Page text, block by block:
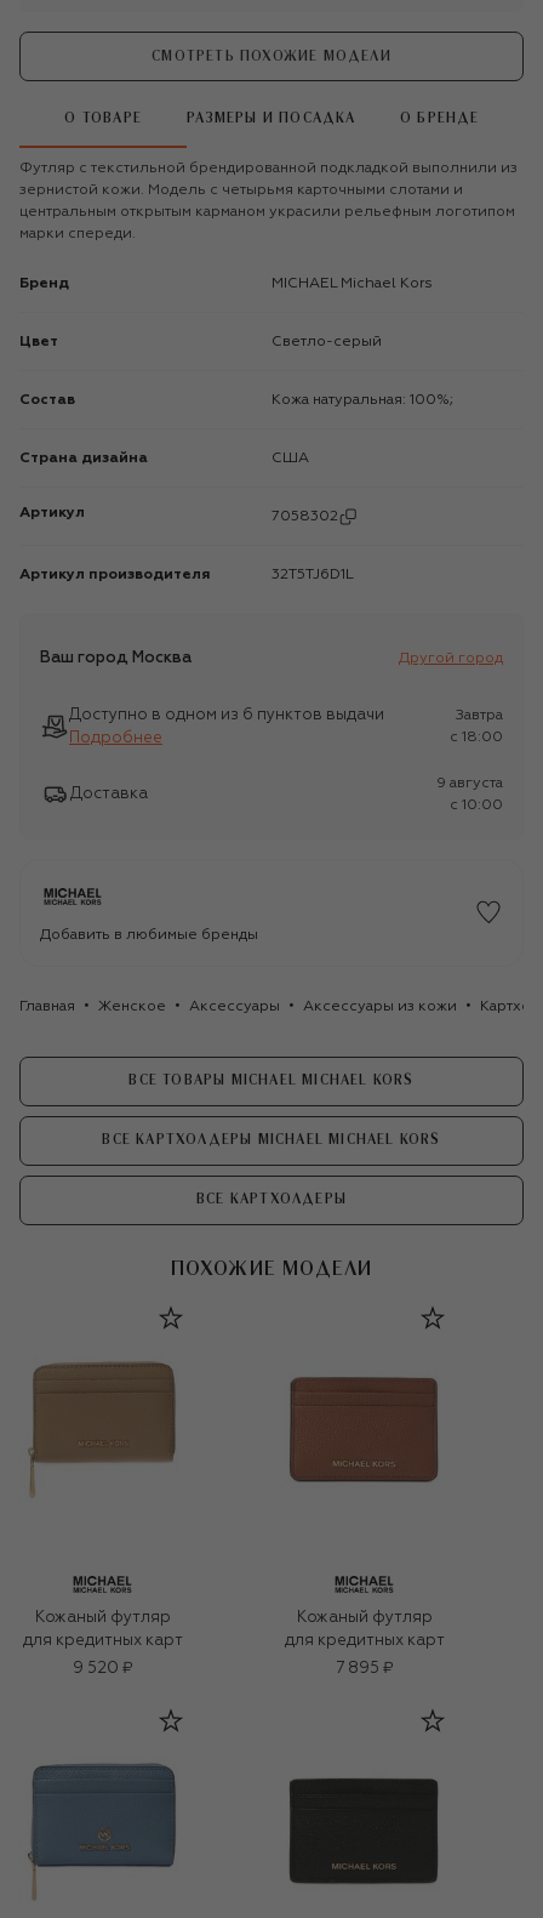
СМОТРЕТЬ ПОХОЖИЕ МОДЕЛИ
О ТОВАРЕ РАЗМЕРЫ И ПОСАДКА О БРЕНДЕ
Футляр с текстильной брендированной подкладкой выполнили из
зернистой кожи. Модель с четырьмя карточными слотами и
центральным открытым карманом украсили рельефным логотипом
марки спереди.
Бренд MICHAEL Michael Kors
Цвет Светло-серый
Состав Кожа натуральная: 100%;
Страна дизайна США
Артикул 7058302
Артикул производителя 32T5TJ6D1L
Ваш город Москва Другой город
Доступно в одном из 6 пунктов выдачи
Подробнее
Завтра
c 18:00
Доставка
9 августа
c 10:00
Добавить в любимые бренды
Главная Женское Аксессуары Аксессуары из кожи
ВСЕ ТОВАРЫ MICHAEL MICHAEL KORS
ВСЕ КАРТХОЛДЕРЫ MICHAEL MICHAEL KORS
ВСЕ КАРТХОЛДЕРЫ
ПОХОЖИЕ МОДЕЛИ
Кожаный футляр
для кредитных карт
9 520 ₽
Кожаный футляр
для кредитных карт
7 895 ₽